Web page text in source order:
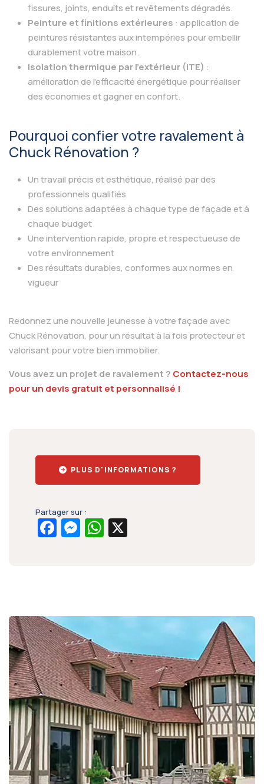
fissures, joints, enduits et revêtements dégradés.
Peinture et finitions extérieures : application de
peintures résistantes aux intempéries pour embellir
durablement votre maison.
Isolation thermique par l’extérieur (ITE) :
amélioration de l’efficacité énergétique pour réaliser
des économies et gagner en confort.
Pourquoi confier votre ravalement à
Chuck Rénovation ?
Un travail précis et esthétique, réalisé par des
professionnels qualifiés
Des solutions adaptées à chaque type de façade et à
chaque budget
Une intervention rapide, propre et respectueuse de
votre environnement
Des résultats durables, conformes aux normes en
vigueur
Redonnez une nouvelle jeunesse à votre façade avec
Chuck Rénovation, pour un résultat à la fois protecteur et
valorisant pour votre bien immobilier.
Vous avez un projet de ravalement ? Contactez-nous
pour un devis gratuit et personnalisé !
PLUS D'INFORMATIONS ?
Partager sur :
Facebook
Messenger
WhatsApp